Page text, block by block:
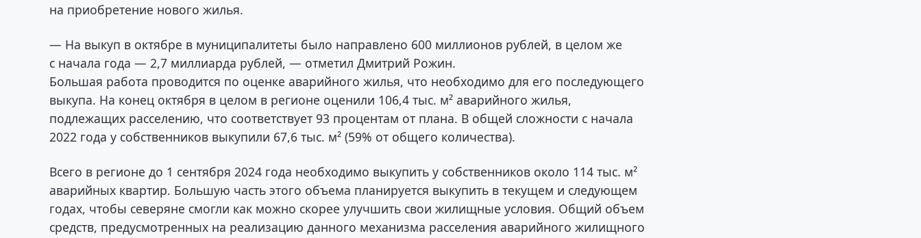
на приобретение нового жилья.
— На выкуп в октябре в муниципалитеты было направлено 600 миллионов рублей, в целом же
с начала года — 2,7 миллиарда рублей, — отметил Дмитрий Рожин.
Большая работа проводится по оценке аварийного жилья, что необходимо для его последующего
выкупа. На конец октября в целом в регионе оценили 106,4 тыс. м² аварийного жилья,
подлежащих расселению, что соответствует 93 процентам от плана. В общей сложности с начала
2022 года у собственников выкупили 67,6 тыс. м² (59% от общего количества).
Всего в регионе до 1 сентября 2024 года необходимо выкупить у собственников около 114 тыс. м²
аварийных квартир. Большую часть этого объема планируется выкупить в текущем и следующем
годах, чтобы северяне смогли как можно скорее улучшить свои жилищные условия. Общий объем
средств, предусмотренных на реализацию данного механизма расселения аварийного жилищного